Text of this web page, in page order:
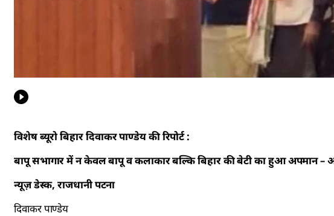
विशेष ब्यूरो बिहार दिवाकर पाण्डेय की रिपोर्ट :
बापू सभागार में न केवल बापू व कलाकार बल्कि बिहार की बेटी का हुआ अपमान –
न्यूज़ डेस्क, राजधानी पटना
दिवाकर पाण्डेय